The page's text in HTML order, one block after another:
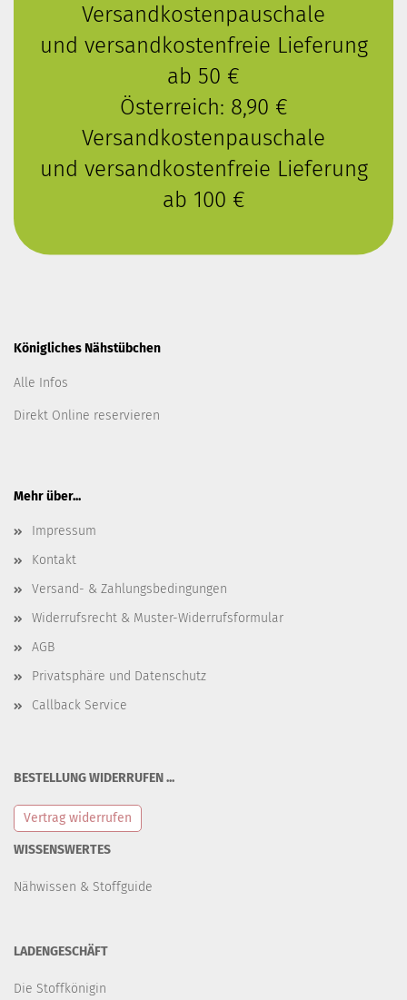
Versandkostenpauschale
und versandkostenfreie Lieferung
ab 50 €
Österreich: 8,90 €
Versandkostenpauschale
und versandkostenfreie Lieferung
ab 100 €
Königliches Nähstübchen
Alle Infos
Direkt Online reservieren
Mehr über...
Impressum
Kontakt
Versand- & Zahlungsbedingungen
Widerrufsrecht & Muster-Widerrufsformular
AGB
Privatsphäre und Datenschutz
Callback Service
BESTELLUNG WIDERRUFEN ...
Vertrag widerrufen
WISSENSWERTES
Nähwissen & Stoffguide
LADENGESCHÄFT
Die Stoffkönigin